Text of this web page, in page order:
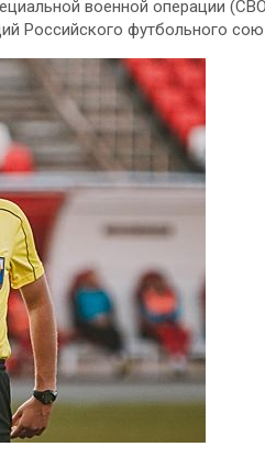
военной операции
Российского футбольного